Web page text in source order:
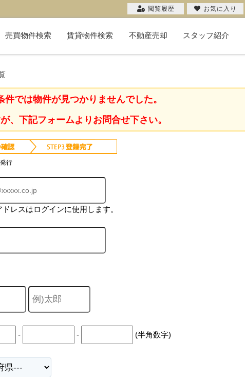
売買物件検索 賃貸物件検索 不動産売却 スタッフ紹介
件では物件が見つかりませんでした。
、下記フォームよりお問合せ下さい。
行
レスはログインに使用します。
- - (半角数字)
閲覧履歴 お気に入り